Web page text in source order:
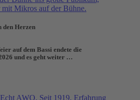
den Herzen
auf dem Bassi endete die
und es geht weiter …